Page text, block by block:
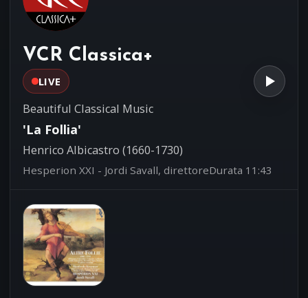
Joseph-Marie-Clément Dall'Abaco
VCR Classica+
LIVE
Beautiful Classical Music
'La Follia'
Henrico Albicastro (1660-1730)
Hesperion XXI - Jordi Savall, direttoreDurata 11:43